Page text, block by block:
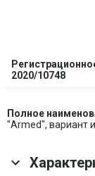
2020/10748
Полное
"Armed", вариант